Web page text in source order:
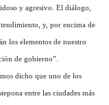
y agresivo. El diálogo,
y, por encima de
los elementos de nuestro
de gobierno”.
dicho que uno de los
entre las ciudades más